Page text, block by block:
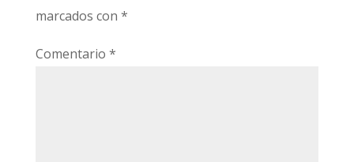
marcados con *
Comentario *